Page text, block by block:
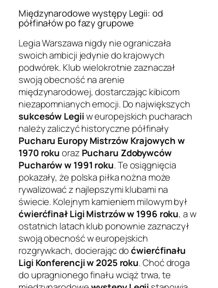
Międzynarodowe występy Legii: od
półfinałów po fazy grupowe
Legia Warszawa nigdy nie ograniczała
swoich ambicji jedynie do krajowych
podwórek. Klub wielokrotnie zaznaczał
swoją obecność na arenie
międzynarodowej, dostarczając kibicom
niezapomnianych emocji. Do największych
sukcesów Legiiw europejskich pucharach
należy zaliczyć historyczne półfinały
Pucharu Europy Mistrzów Krajowych w
1970 rokuoraz Pucharu Zdobywców
Pucharów w 1991 roku. Te osiągnięcia
pokazały, że polska piłka nożna może
rywalizować z najlepszymi klubami na
świecie. Kolejnym kamieniem milowym był
ćwierćfinał Ligi Mistrzów w 1996 roku, a w
ostatnich latach klub ponownie zaznaczył
swoją obecność w europejskich
rozgrywkach, docierając doćwierćfinału
Ligi Konferencji w 2025 roku. Choć droga
do upragnionego finału wciąż trwa, te